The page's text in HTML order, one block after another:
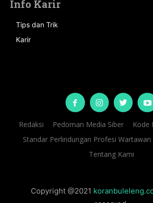
Info Karir
Tips dan Trik
Karir
Redaksi Pedoman Media Siber
Kode
Standar Perlindungan Profesi Wartawan
Tentang Kami
Copyright @2021